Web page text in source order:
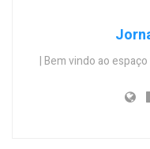
| Bem vindo ao